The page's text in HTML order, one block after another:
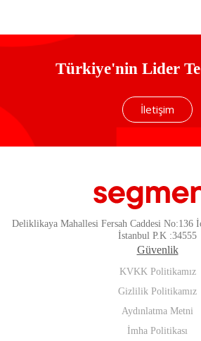
Türkiye'nin Lider
İletişim
Deliklikaya Mahallesi Fersah Caddesi No:136
İstanbul P.K :34555
Güvenlik
KVKK Politikamız
Gizlilik Politikamız
Aydınlatma Metni
İmha Politikası